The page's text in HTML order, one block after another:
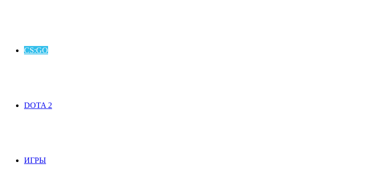
CS:GO
DOTA 2
ИГРЫ